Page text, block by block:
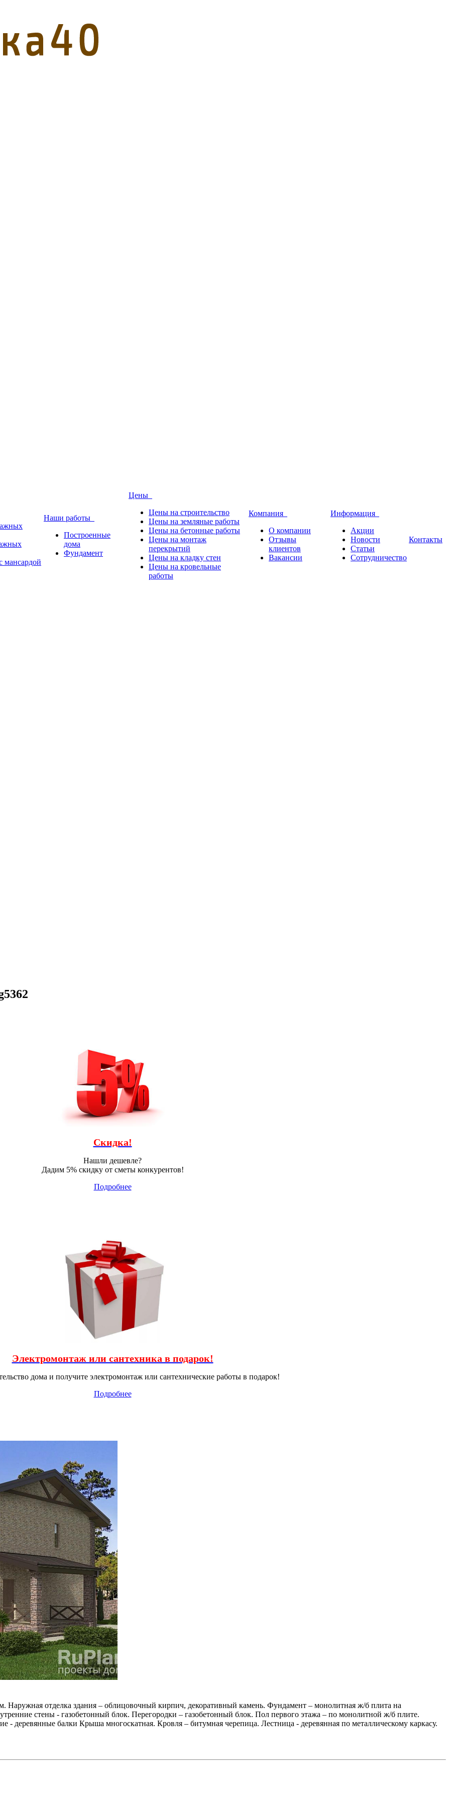
мансардой
Наши работы
Построенные
дома
Фундамент
Цены
Цены на строительство
Цены на земляные работы
Цены на бетонные работы
Цены на монтаж
перекрытий
Цены на кладку стен
Цены на кровельные
работы
Компания
О компании
Отзывы
клиентов
Вакансии
Информация
Акции
Новости
Статьи
Сотрудничество
Контакты
Скидка!
Нашли дешевле?
Дадим 5% скидку от сметы конкурентов!
Подробнее
Электромонтаж или сантехника в подарок!
дома и получите электромонтаж или сантехнические работы в подарок!
Подробнее
Наружная отделка здания – облицовочный кирпич, декоративный камень. Фундамент – монолитная ж/б плита на
стены - газобетонный блок. Перегородки – газобетонный блок. Пол первого этажа – по монолитной ж/б плите.
деревянные балки Крыша многоскатная. Кровля – битумная черепица. Лестница - деревянная по металлическому каркасу.